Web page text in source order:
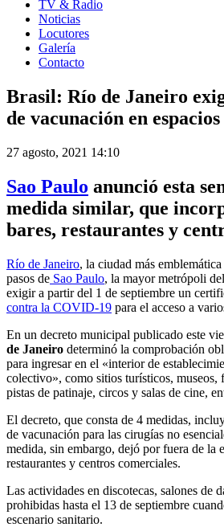
TV & Radio
Noticias
Locutores
Galería
Contacto
Brasil: Río de Janeiro
de vacunación en
27 agosto, 2021 14:10
Sao Paulo anunció esta
medida similar, que
bares, restaurantes y
Río de Janeiro, la ciudad más emblemática
pasos de Sao Paulo, la mayor metrópoli
exigir a partir del 1 de septiembre un
contra la COVID-19 para el acceso a
En un decreto municipal publicado este
de Janeiro determinó la comprobación
para ingresar en el «interior de
colectivo», como sitios turísticos, museos,
pistas de patinaje, circos y salas de cine,
El decreto, que consta de 4 medidas,
de vacunación para las cirugías no
medida, sin embargo, dejó por fuera de la
restaurantes y centros comerciales.
Las actividades en discotecas, salones de
prohibidas hasta el 13 de septiembre
escenario sanitario.